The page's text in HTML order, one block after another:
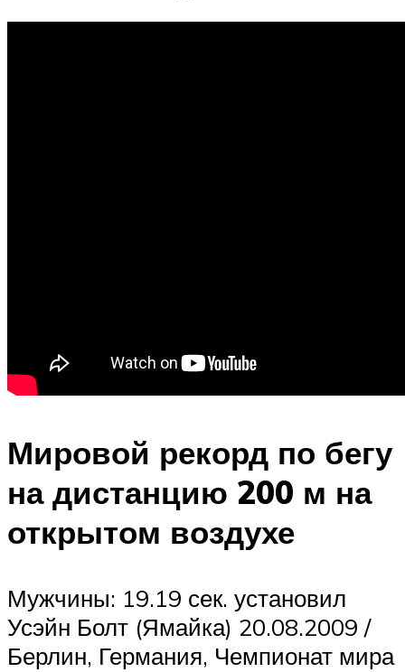
Мировой рекорд по бегу
на дистанцию 200 м на
открытом воздухе
Мужчины: 19.19 сек. установил
Усэйн Болт (Ямайка) 20.08.2009 /
Берлин, Германия, Чемпионат мира